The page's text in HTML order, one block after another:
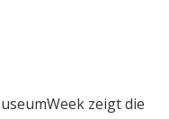
zeigt die